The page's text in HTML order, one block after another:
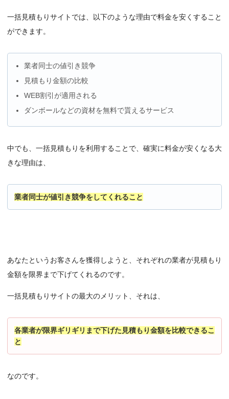
一括見積もりサイトでは、以下のような理由で料金を安くすること
ができます。
業者同士の値引き競争
見積もり金額の比較
WEB割引が適用される
ダンボールなどの資材を無料で貰えるサービス
中でも、一括見積もりを利用することで、確実に料金が安くなる大
きな理由は、
業者同士が値引き競争をしてくれること
あなたというお客さんを獲得しようと、それぞれの業者が見積もり
金額を限界まで下げてくれるのです。
一括見積もりサイトの最大のメリット、それは、
各業者が限界ギリギリまで下げた見積もり金額を比較できるこ
と
なのです。